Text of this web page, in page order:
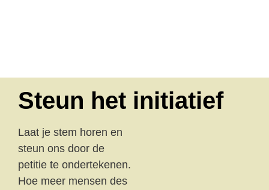
Steun het initiatief
Laat je stem horen en
steun ons door de
petitie te ondertekenen.
Hoe meer mensen des